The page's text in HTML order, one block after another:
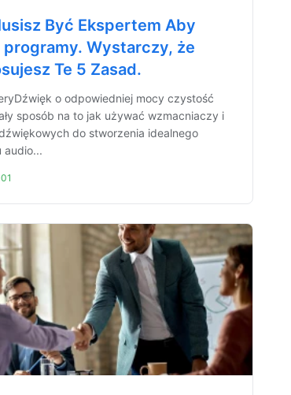
Być Ekspertem Aby
programy. Wystarczy, że
Te 5 Zasad.
o odpowiedniej mocy czystość
sposób na to jak używać wzmacniaczy i
do stworzenia idealnego
audio...